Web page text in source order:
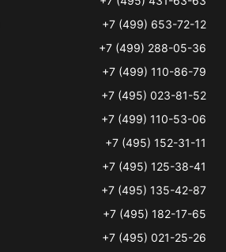
+7 (499) 653-72-12
+7 (499) 288-05-36
+7 (499) 110-86-79
+7 (495) 023-81-52
+7 (499) 110-53-06
+7 (495) 152-31-11
+7 (495) 125-38-41
+7 (495) 135-42-87
+7 (495) 182-17-65
+7 (495) 021-25-26